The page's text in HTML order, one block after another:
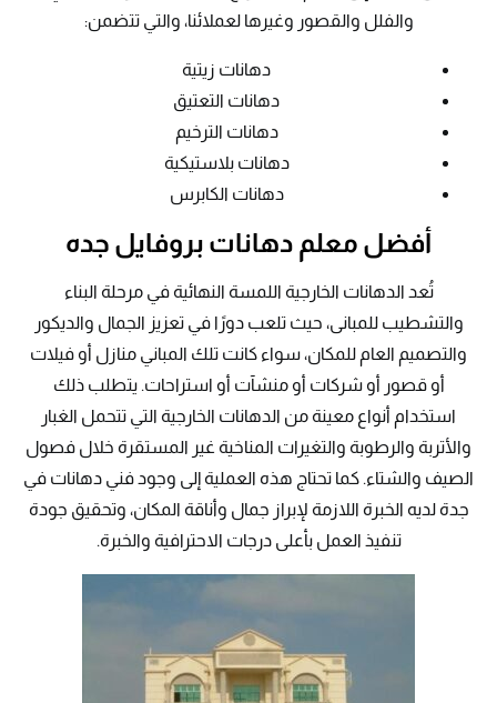
والفلل والقصور وغيرها لعملائنا، والتي تتضمن:
دهانات زيتية
دهانات التعتيق
دهانات الترخيم
دهانات بلاستيكية
دهانات الكابرس
أفضل معلم دهانات بروفايل جده
تُعد الدهانات الخارجية اللمسة النهائية في مرحلة البناء
والتشطيب للمبانى، حيث تلعب دورًا في تعزيز الجمال والديكور
والتصميم العام للمكان، سواء كانت تلك المباني منازل أو فيلات
أو قصور أو شركات أو منشآت أو استراحات. يتطلب ذلك
استخدام أنواع معينة من الدهانات الخارجية التي تتحمل الغبار
والأتربة والرطوبة والتغيرات المناخية غير المستقرة خلال فصول
الصيف والشتاء. كما تحتاج هذه العملية إلى وجود فني دهانات في
جدة لديه الخبرة اللازمة لإبراز جمال وأناقة المكان، وتحقيق جودة
تنفيذ العمل بأعلى درجات الاحترافية والخبرة.